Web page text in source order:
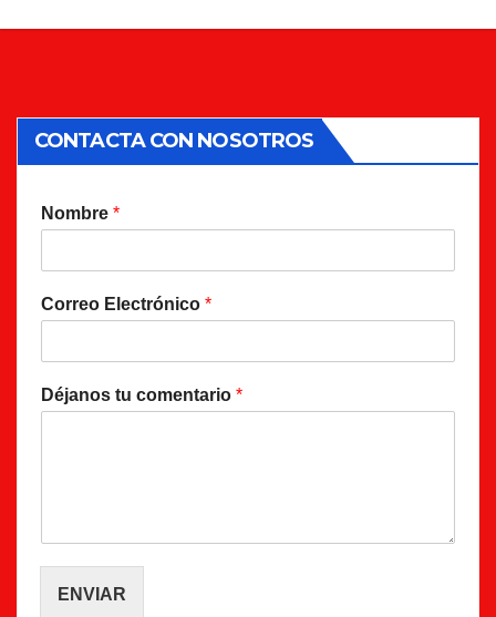
CONTACTA CON NOSOTROS
Nombre *
Correo Electrónico *
Déjanos tu comentario *
ENVIAR